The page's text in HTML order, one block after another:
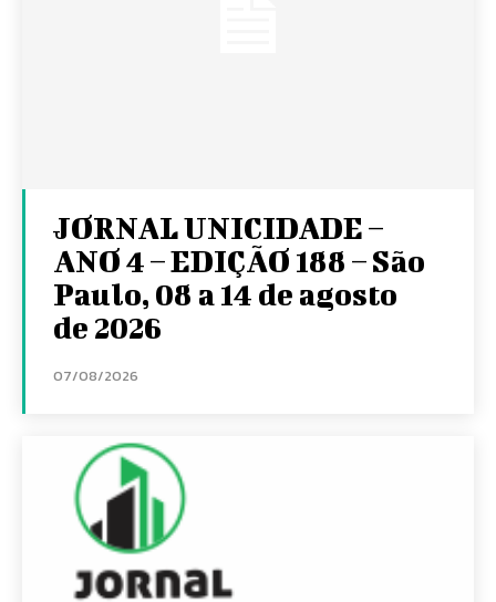
JORNAL UNICIDADE –
ANO 4 – EDIÇÃO 188 – São
Paulo, 08 a 14 de agosto
de 2026
07/08/2026